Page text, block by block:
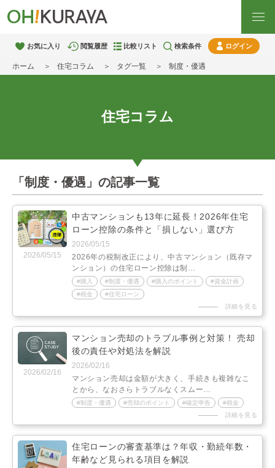
お気に入り 閲覧履歴 比較リスト 検索条件 ログイン
ホーム 住宅コラム タグ一覧 制度・優遇
住宅コラム
「制度・優遇」の記事一覧
2026/05/15
中古マンションも13年に延長！2026年住宅
ローン控除の条件と「損しない」選び方
2026/05/15
2026年の税制改正により、中古マンション（既存マ
ンション）の住宅ローン控除は制…
購入 制度・優遇 購入のポイント
資金計画
税金
住宅ローン
詳細を見る
2026/02/16
マンション売却のトラブル事例と対策！ 売却
後の責任や対処法を解説
2026/02/16
マンション売却は金額が大きく、手続きも複雑なこ
とから、なおさらトラブルなくスムー…
制度・優遇 売却のポイント 確定申告
税金
詳細を見る
住宅ローンの審査基準は？年収・勤続年数・
年齢など見られる項目を解説